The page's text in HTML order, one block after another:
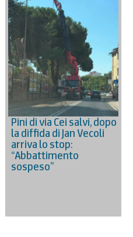
Pini di via Cei salvi, dopo
la diffida di Jan Vecoli
arriva lo stop:
“Abbattimento
sospeso”